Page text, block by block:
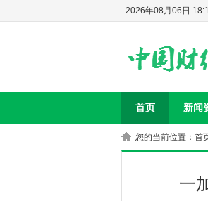
2026年08月06日
首页 新闻
您的当前位置： 首
一